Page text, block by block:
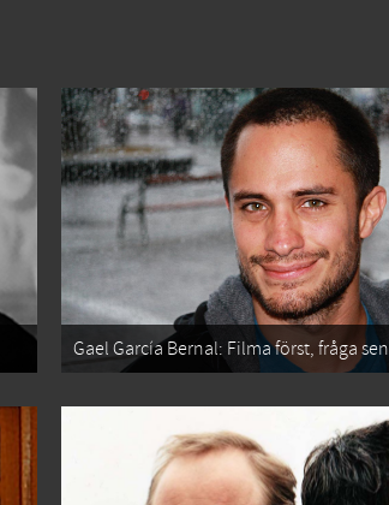
Gael García Bernal: Filma först, fråga sen